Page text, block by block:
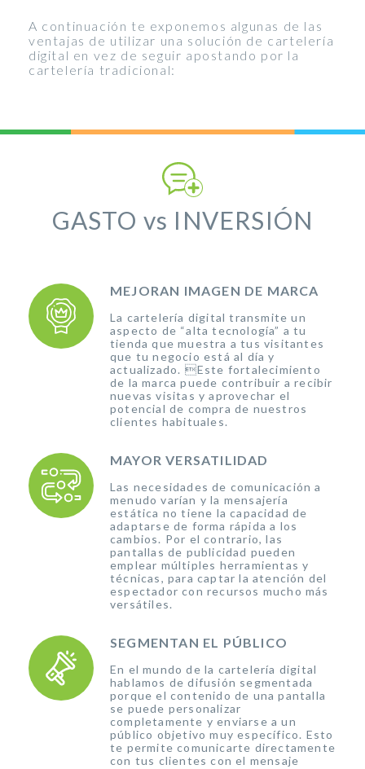
A continuación te exponemos algunas de las
ventajas de utilizar una solución de cartelería
digital en vez de seguir apostando por la
cartelería tradicional:
GASTO vs INVERSIÓN
MEJORAN IMAGEN DE MARCA
La cartelería digital transmite un
aspecto de “alta tecnología” a tu
tienda que muestra a tus visitantes
que tu negocio está al día y
actualizado. Este fortalecimiento
de la marca puede contribuir a recibir
nuevas visitas y aprovechar el
potencial de compra de nuestros
clientes habituales.
MAYOR VERSATILIDAD
Las necesidades de comunicación a
menudo varían y la mensajería
estática no tiene la capacidad de
adaptarse de forma rápida a los
cambios. Por el contrario, las
pantallas de publicidad pueden
emplear múltiples herramientas y
técnicas, para captar la atención del
espectador con recursos mucho más
versátiles.
SEGMENTAN EL PÚBLICO
En el mundo de la cartelería digital
hablamos de difusión segmentada
porque el contenido de una pantalla
se puede personalizar
completamente y enviarse a un
público objetivo muy específico. Esto
te permite comunicarte directamente
con tus clientes con el mensaje